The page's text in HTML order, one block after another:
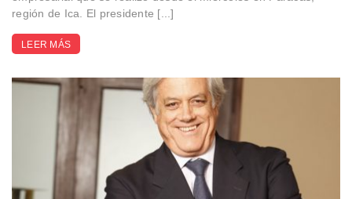
región de Ica. El presidente [...]
LEER MÁS